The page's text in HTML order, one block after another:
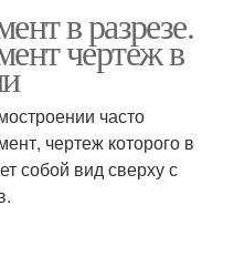
в разрезе.
чертеж в
часто
чертеж которого в
собой вид сверху с